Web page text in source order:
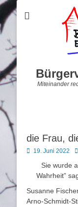
Miteinander
die Frau,
Posted
19. Juni 2022
Sie wurde
Wahrheit”
Susanne
Arno-Schmidt-